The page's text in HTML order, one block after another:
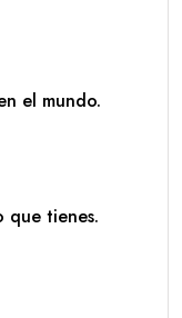
el mundo.
que tienes.